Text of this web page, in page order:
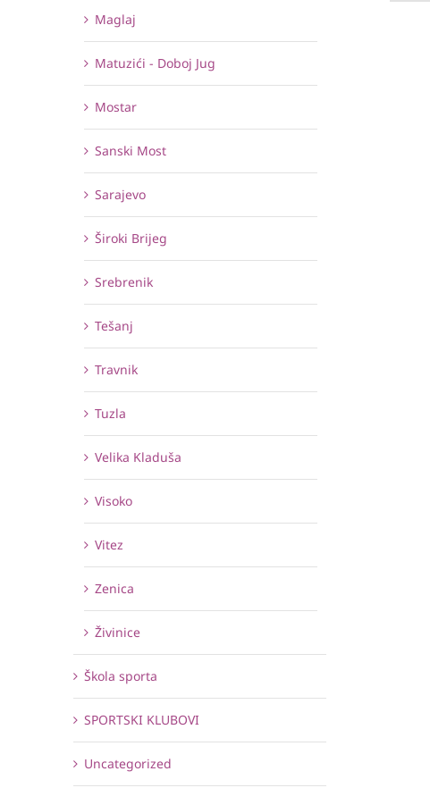
Maglaj
Matuzići - Doboj Jug
Mostar
Sanski Most
Sarajevo
Široki Brijeg
Srebrenik
Tešanj
Travnik
Tuzla
Velika Kladuša
Visoko
Vitez
Zenica
Živinice
Škola sporta
SPORTSKI KLUBOVI
Uncategorized